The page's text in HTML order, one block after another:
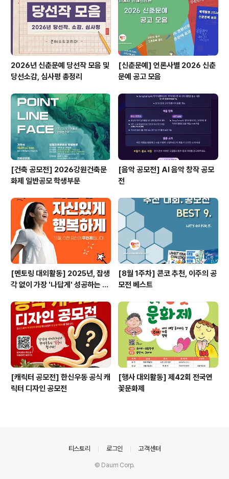
내딛기를 바래봅니다. 첫 개인전은 많은 준비가 필요하고,
어떻게 준비해야 할지 모르는게 너무 ..
2026년 신춘문예 당선작 모음 및
당선소감, 심사평 총정리
[신춘문예] 언론사별 2026 신춘
문예 공고 모음
[건축 공모전] 2026강원건축문
화제 일반공모 학생부문
[음악 공모전] AI 음악 창작 공모
전
[멘토링 대외활동] 2025년, 잡생
각 없이 가장 '나답게' 성공하는 법
[8월 1주차] 콘코 추천, 이주의 공
모전 베스트
[캐릭터 공모전] 한신우동 공식 캐
릭터 디자인 공모전
[행사 대외활동] 제42회 전국연
꽃문화제
티스토리 로그인 고객센터
© Daum Corp.